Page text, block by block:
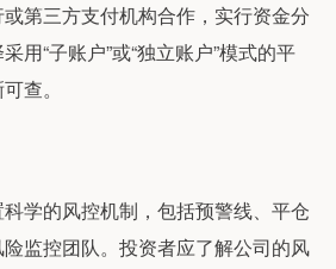
第三方支付机构合作，实行资金分
用“子账户”或“独立账户”模式的平
查。
学的风控机制，包括预警线、平仓
监控团队。投资者应了解公司的风